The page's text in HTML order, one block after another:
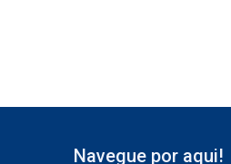
Navegue por aqui!